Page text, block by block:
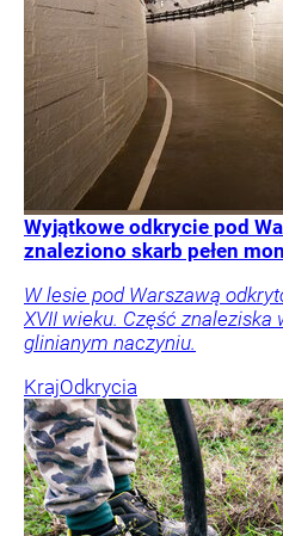
Wyjątkowe odkrycie pod
znaleziono skarb pełen
W lesie pod Warszawą
XVII wieku. Część
glinianym naczyniu.
KrajOdkrycia